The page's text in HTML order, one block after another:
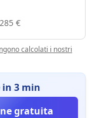
€
calcolati i nostri
3 min
gratuita